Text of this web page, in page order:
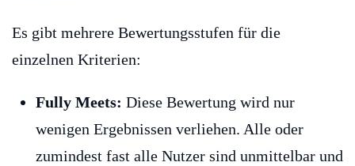
Es gibt mehrere Bewertungsstufen für die
einzelnen Kriterien:
Fully Meets: Diese Bewertung wird nur
wenigen Ergebnissen verliehen. Alle oder
zumindest fast alle Nutzer sind unmittelbar und